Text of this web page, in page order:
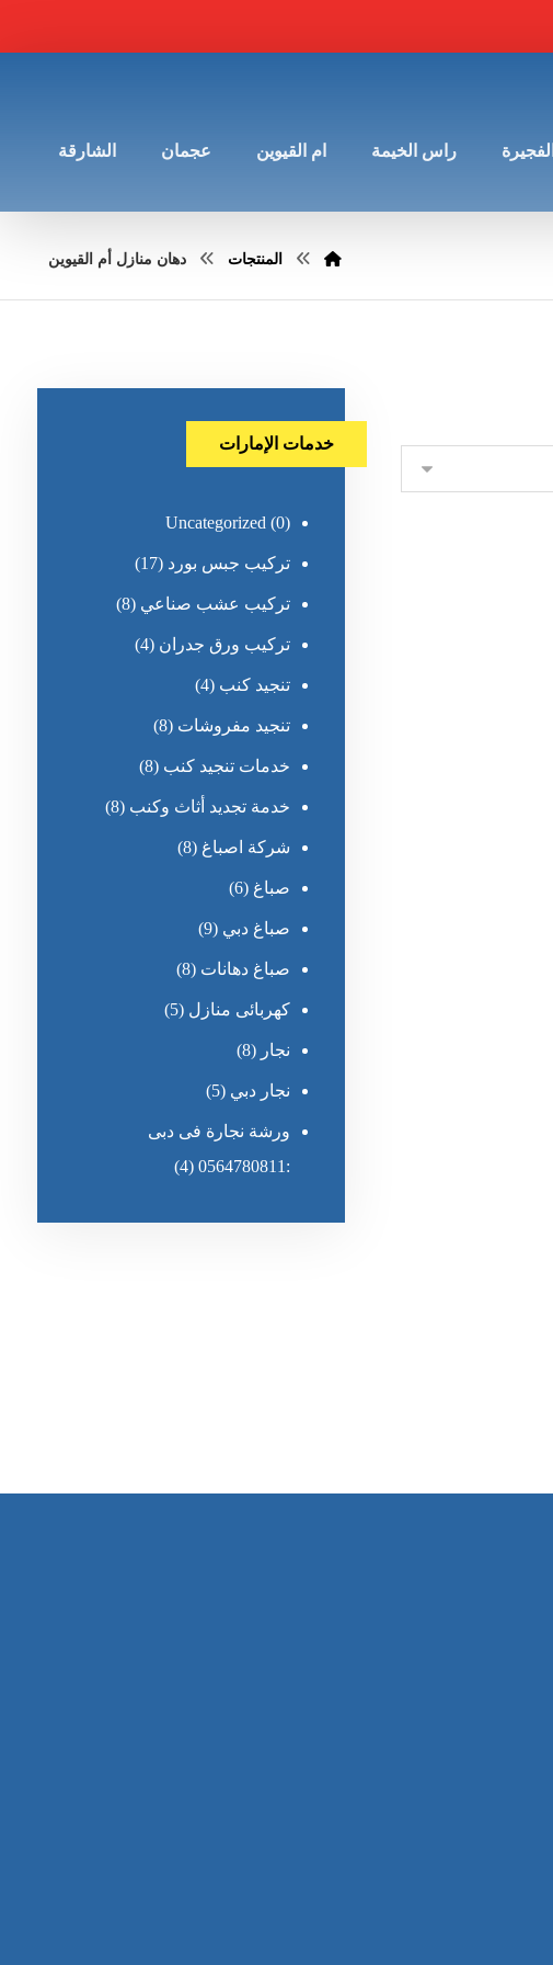
الفجيرة راس الخيمة ام القيوين عجمان الشارقة
المنتجات دهان منازل أم القيوين
خدمات الإمارات
Uncategorized (0)
تركيب جبس بورد (17)
تركيب عشب صناعي (8)
تركيب ورق جدران (4)
تنجيد كنب (4)
تنجيد مفروشات (8)
خدمات تنجيد كنب (8)
خدمة تجديد أثاث وكنب (8)
شركة اصباغ (8)
صباغ (6)
صباغ دبي (9)
صباغ دهانات (8)
كهربائى منازل (5)
نجار (8)
نجار دبي (5)
ورشة نجارة فى دبى
:0564780811
(4)